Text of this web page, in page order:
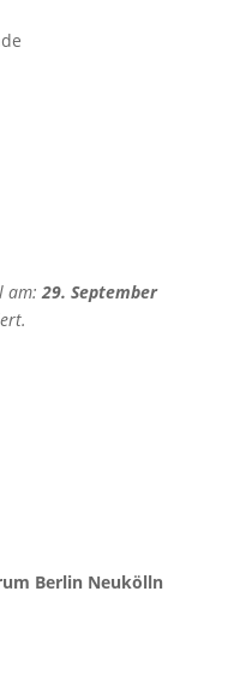
am:29. September
Berlin Neukölln